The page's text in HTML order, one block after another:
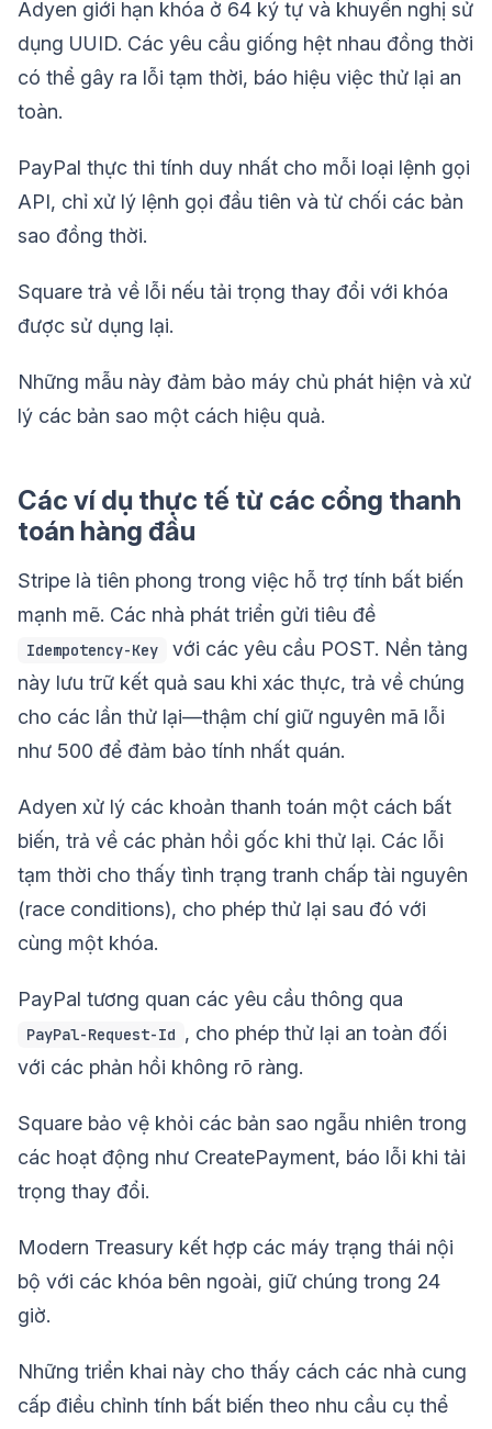
Adyen giới hạn khóa ở 64 ký tự và khuyến nghị sử
dụng UUID. Các yêu cầu giống hệt nhau đồng thời
có thể gây ra lỗi tạm thời, báo hiệu việc thử lại an
toàn.
PayPal thực thi tính duy nhất cho mỗi loại lệnh gọi
API, chỉ xử lý lệnh gọi đầu tiên và từ chối các bản
sao đồng thời.
Square trả về lỗi nếu tải trọng thay đổi với khóa
được sử dụng lại.
Những mẫu này đảm bảo máy chủ phát hiện và xử
lý các bản sao một cách hiệu quả.
Các ví dụ thực tế từ các cổng thanh
toán hàng đầu
Stripe là tiên phong trong việc hỗ trợ tính bất biến
mạnh mẽ. Các nhà phát triển gửi tiêu đề
Idempotency-Key
với các yêu cầu POST. Nền tảng
này lưu trữ kết quả sau khi xác thực, trả về chúng
cho các lần thử lại—thậm chí giữ nguyên mã lỗi
như 500 để đảm bảo tính nhất quán.
Adyen xử lý các khoản thanh toán một cách bất
biến, trả về các phản hồi gốc khi thử lại. Các lỗi
tạm thời cho thấy tình trạng tranh chấp tài nguyên
(race conditions), cho phép thử lại sau đó với
cùng một khóa.
PayPal tương quan các yêu cầu thông qua
PayPal-Request-Id , cho phép thử lại an toàn đối
với các phản hồi không rõ ràng.
Square bảo vệ khỏi các bản sao ngẫu nhiên trong
các hoạt động như CreatePayment, báo lỗi khi tải
trọng thay đổi.
Modern Treasury kết hợp các máy trạng thái nội
bộ với các khóa bên ngoài, giữ chúng trong 24
giờ.
Những triển khai này cho thấy cách các nhà cung
cấp điều chỉnh tính bất biến theo nhu cầu cụ thể